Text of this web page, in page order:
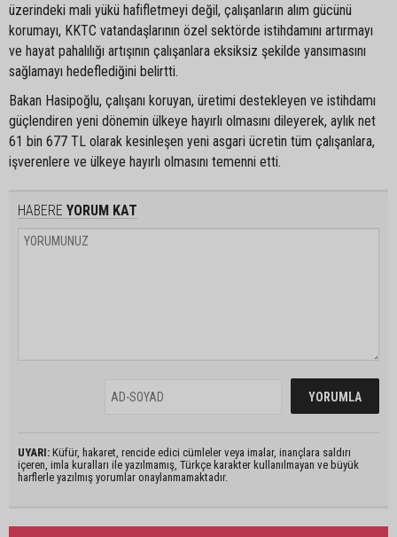
üzerindeki mali yükü hafifletmeyi değil, çalışanların alım gücünü
korumayı, KKTC vatandaşlarının özel sektörde istihdamını artırmayı
ve hayat pahalılığı artışının çalışanlara eksiksiz şekilde yansımasını
sağlamayı hedeflediğini belirtti.
Bakan Hasipoğlu, çalışanı koruyan, üretimi destekleyen ve istihdamı
güçlendiren yeni dönemin ülkeye hayırlı olmasını dileyerek, aylık net
61 bin 677 TL olarak kesinleşen yeni asgari ücretin tüm çalışanlara,
işverenlere ve ülkeye hayırlı olmasını temenni etti.
HABERE YORUM KAT
UYARI: Küfür, hakaret, rencide edici cümleler veya imalar, inançlara saldırı
içeren, imla kuralları ile yazılmamış, Türkçe karakter kullanılmayan ve büyük
harflerle yazılmış yorumlar onaylanmamaktadır.